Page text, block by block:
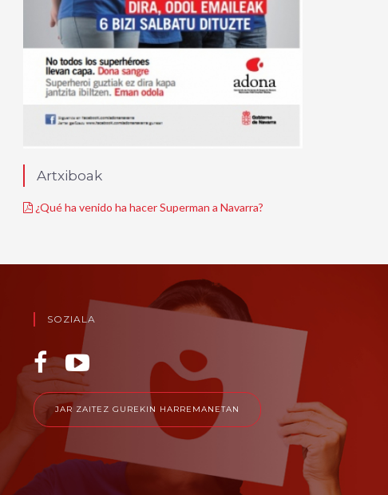
Artxiboak
¿Qué ha venido ha hacer Superman a Navarra?
SOZIALA
JAR ZAITEZ GUREKIN HARREMANETAN